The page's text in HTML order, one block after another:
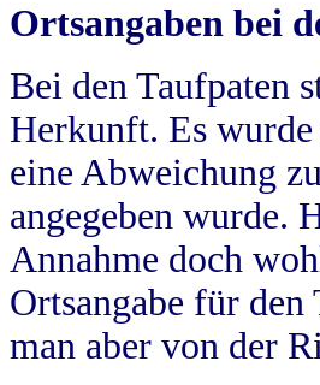
Ortsangaben bei
Bei den Taufpaten
Herkunft. Es wurde
eine Abweichung
angegeben wurde.
Annahme doch
Ortsangabe für
man aber von der